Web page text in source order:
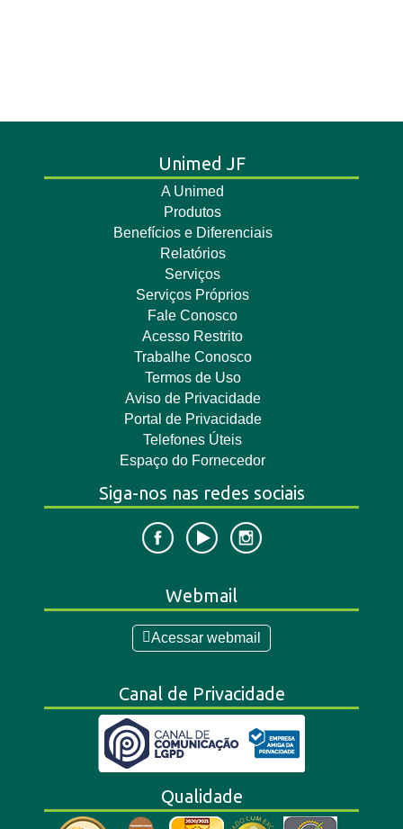
Unimed JF
A Unimed
Produtos
Benefícios e Diferenciais
Relatórios
Serviços
Serviços Próprios
Fale Conosco
Acesso Restrito
Trabalhe Conosco
Termos de Uso
Aviso de Privacidade
Portal de Privacidade
Telefones Úteis
Espaço do Fornecedor
Siga-nos nas redes sociais
Webmail
Acessar webmail
Canal de Privacidade
Qualidade